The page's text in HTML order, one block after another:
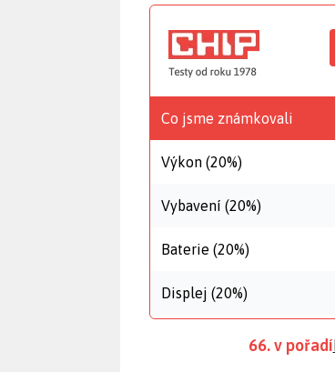
Co jsme známkovali
Výkon (20%)
Vybavení (20%)
Baterie (20%)
Displej (20%)
66. v pořadí